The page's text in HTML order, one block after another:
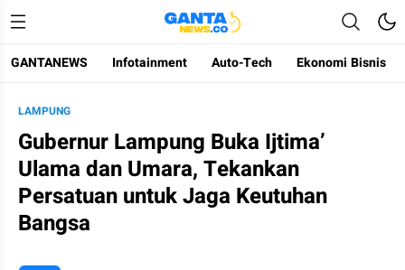
Gantanews
Informasi Membangun Bangsa
GANTANEWS Infotainment Auto-Tech Ekonomi Bisnis
LAMPUNG
Gubernur Lampung Buka Ijtima’
Ulama dan Umara, Tekankan
Persatuan untuk Jaga Keutuhan
Bangsa